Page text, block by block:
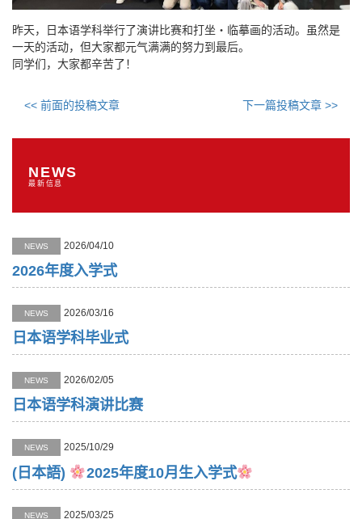
昨天，日本语学科举行了演讲比赛和打坐・临摹画的活动。虽然是
一天的活动，但大家都元气满满的努力到最后。
同学们，大家都辛苦了！
<< 前面的投稿文章 下一篇投稿文章 >>
NEWS
最新信息
NEWS 2026/04/10
2026年度入学式
NEWS 2026/03/16
日本语学科毕业式
NEWS 2026/02/05
日本语学科演讲比赛
NEWS 2025/10/29
(日本語) 2025年度10月生入学式
NEWS 2025/03/25